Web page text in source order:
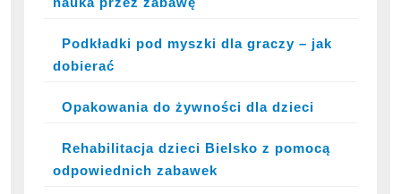
Podkładki pod myszki dla graczy – jak
dobierać
Opakowania do żywności dla dzieci
Rehabilitacja dzieci Bielsko z pomocą
odpowiednich zabawek